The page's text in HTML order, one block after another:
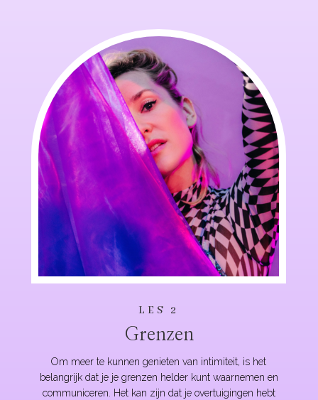
LES 2
Grenzen
Om meer te kunnen genieten van intimiteit, is het
belangrijk dat je je grenzen helder kunt waarnemen en
communiceren. Het kan zijn dat je overtuigingen hebt